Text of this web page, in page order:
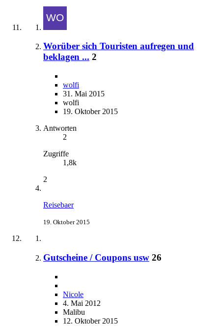
Worüber sich Touristen aufregen und
beklagen ... 2
wolfi
31. Mai 2015
wolfi
19. Oktober 2015
Antworten
2
Zugriffe
1,8k
2
Reisebaer
19. Oktober 2015
Gutscheine / Coupons usw 26
Nicole
4. Mai 2012
Malibu
12. Oktober 2015